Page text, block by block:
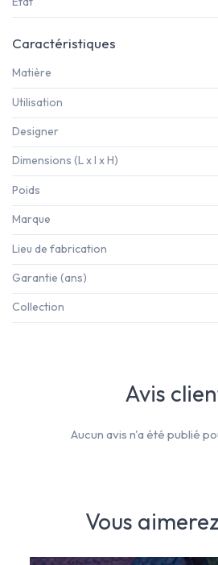
Caractéristiques
Matière
Utilisation
Designer
Dimensions (L x l x H)
Poids
Marque
Lieu de fabrication
Garantie (ans)
Collection
Vous
Avis
Aucun avis n'a été publié